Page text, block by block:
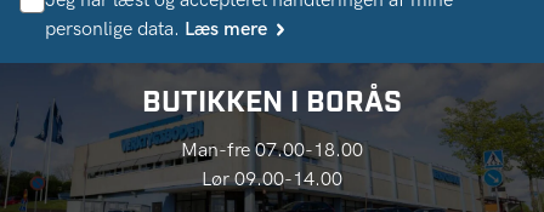
personlige data. Læs mere
BUTIKKEN I BORÅS
Man-fre 07.00-18.00
Lør 09.00-14.00